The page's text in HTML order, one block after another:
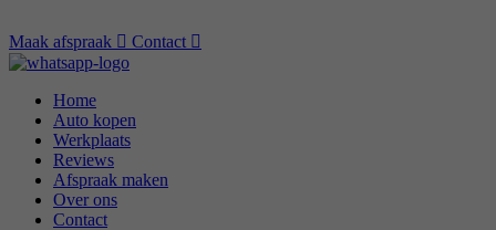
Maak afspraak Contact
Home
Auto kopen
Werkplaats
Reviews
Afspraak maken
Over ons
Contact